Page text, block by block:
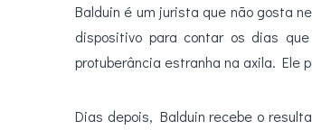
Balduin é um jurista que não gosta
dispositivo para contar os dias
protuberância estranha na axila. Ele
Dias depois, Balduin recebe o